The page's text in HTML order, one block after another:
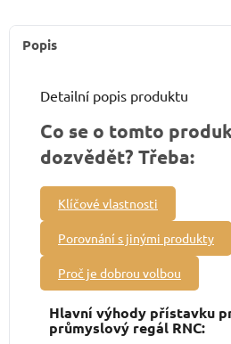
Popis
Detailní popis produktu
Co se o tomto
dozvědět? Třeba:
Klíčové vlastnosti
Porovnání s jinými produkty
Proč je dobrou volbou
Hlavní výhody přístavku
průmyslový regál RNC: